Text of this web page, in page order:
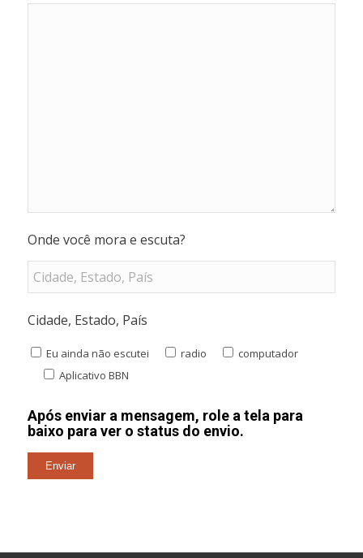
Onde você mora e escuta?
Cidade, Estado, País
Eu ainda não escutei radio
computador
Aplicativo BBN
Após enviar a mensagem, role a tela para
baixo para ver o status do envio.